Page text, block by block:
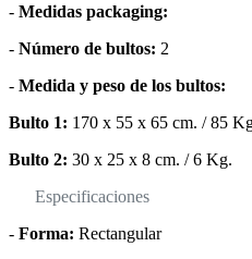
- Medidas packaging:
- Número de bultos: 2
- Medida y peso de los bultos:
Bulto 1: 170 x 55 x 65 cm. / 85
Bulto 2: 30 x 25 x 8 cm. / 6 Kg.
Especificaciones
- Forma: Rectangular